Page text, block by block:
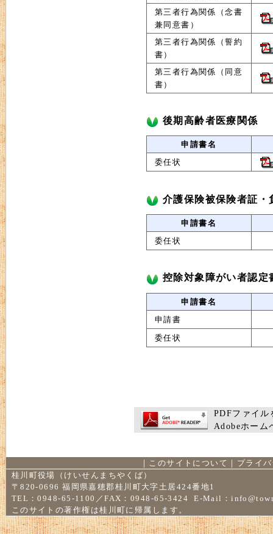
第三者行為関係（念書
兼同意書）
第三者行為関係（誓約
書）
第三者行為関係（同意
書）
後期高齢者医療関係
申請書名
委任状
介護保険被保険者証・
申請書名
委任状
控除対象障がい者認定
申請書名
申請書
委任状
PDFファイ
Adobeホーム
｜ このサイトについて ｜ プライ
桂川町役場（けいせんまちやくば）
〒820-0696 福岡県嘉穂郡桂川町大字土居424番地1
TEL：0948-65-1100／FAX：0948-65-3424 E-Mail：
このサイトの著作権は桂川町に帰属します。